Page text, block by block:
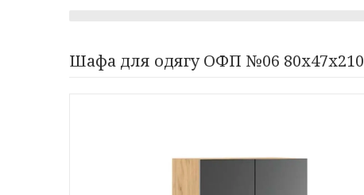
Шафа для одягу ОФП №06 80х47х210